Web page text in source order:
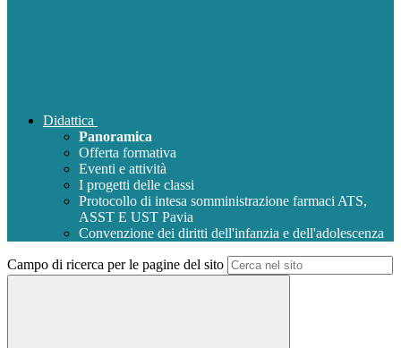
Didattica
Panoramica
Offerta formativa
Eventi e attività
I progetti delle classi
Protocollo di intesa somministrazione farmaci ATS,
ASST E UST Pavia
Convenzione dei diritti dell'infanzia e dell'adolescenza
Campo di ricerca per le pagine del sito